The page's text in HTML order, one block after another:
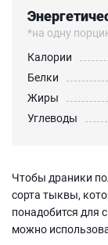
*на одну
Калории
Белки
Жиры
Углеводы
Чтобы драники
сорта тыквы,
понадобится для
можно